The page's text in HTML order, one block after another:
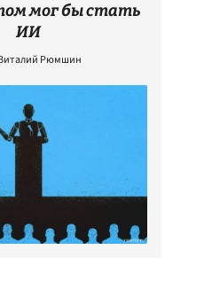
мог бы стать
ИИ
Рюмшин